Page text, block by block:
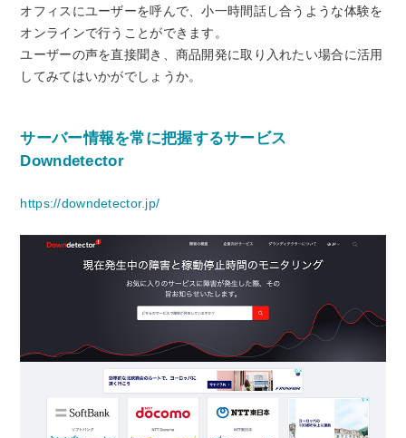
オフィスにユーザーを呼んで、小一時間話し合うような体験を
オンラインで行うことができます。
ユーザーの声を直接聞き、商品開発に取り入れたい場合に活用
してみてはいかがでしょうか。
サーバー情報を常に把握するサービス
Downdetector
https://downdetector.jp/